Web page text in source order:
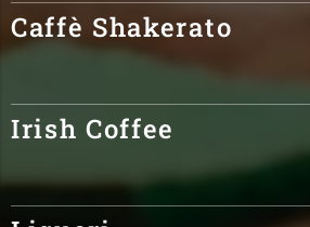
Caffè Shakerato
Irish Coffee